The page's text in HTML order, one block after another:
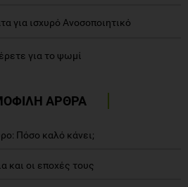
για ισχυρό Ανοσοποιητικό
για το ψωμί
ΑΡΘΡΑ
Πόσο καλό κάνει;
και οι εποχές τους